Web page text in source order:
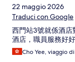
22 maggio 2026
Traduci con Google
西門站3號就係酒
酒店，職員服務好
Cho Yee, viaggio